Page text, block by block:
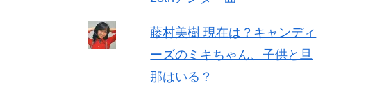
藤村美樹 現在は？キャンディ
ーズのミキちゃん、子供と旦
那はいる？